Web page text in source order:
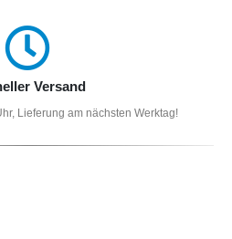
Versand
Lieferung am nächsten Werktag!